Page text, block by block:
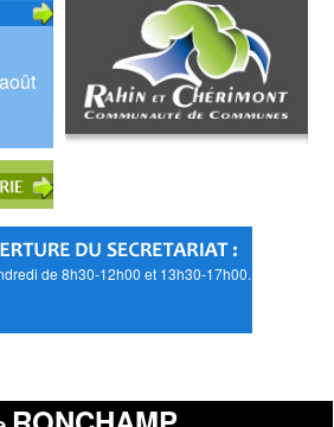
de 8h30-12h00 et 13h30-17h00.